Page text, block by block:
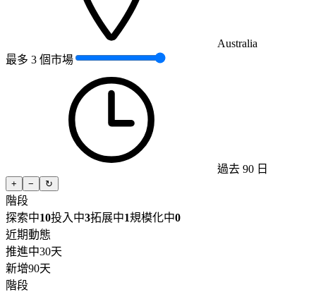
Australia
最多 3 個市場
過去 90 日
+ − ↻
階段
探索中10投入中3拓展中1規模化中0
近期動態
推進中30天
新增90天
階段